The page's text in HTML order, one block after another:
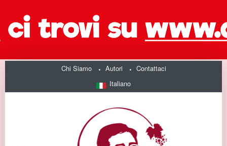
Chi Siamo Autori
Contattaci
Italiano